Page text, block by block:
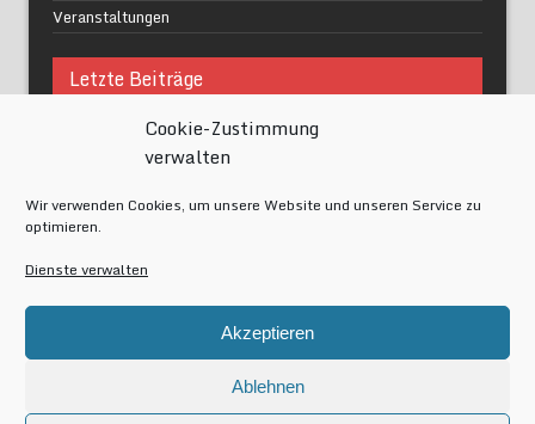
Cookie-Zustimmung
verwalten
Wir verwenden Cookies, um unsere Website und unseren Service zu
optimieren.
Dienste verwalten
Akzeptieren
Ablehnen
Veranstaltungen
Letzte Beiträge
Was macht urbane Lebensqualität wirklich aus?
Grüne Oasen in Berlin
Festival of Lights Berlin 2024
Gesund schlafen im modernen Alltag
WordPress.org